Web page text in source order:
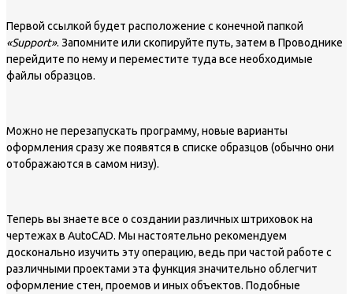
Первой ссылкой будет расположение с конечной папкой
«Support». Запомните или скопируйте путь, затем в Проводнике
перейдите по нему и переместите туда все необходимые
файлы образцов.
Можно не перезапускать программу, новые варианты
оформления сразу же появятся в списке образцов (обычно они
отображаются в самом низу).
Теперь вы знаете все о создании различных штриховок на
чертежах в AutoCAD. Мы настоятельно рекомендуем
досконально изучить эту операцию, ведь при частой работе с
различными проектами эта функция значительно облегчит
оформление стен, проемов и иных объектов. Подобные